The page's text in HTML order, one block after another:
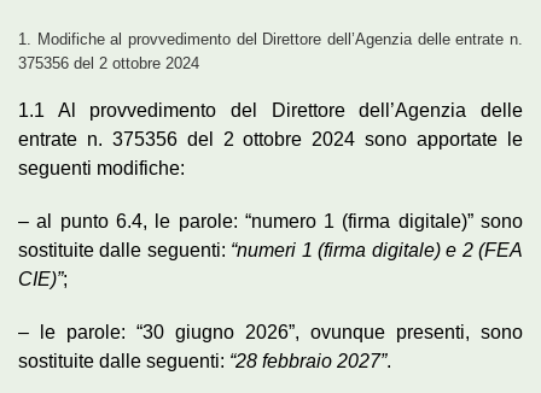
1. Modifiche al provvedimento del Direttore dell’Agenzia delle entrate n.
375356 del 2 ottobre 2024
1.1 Al provvedimento del Direttore dell’Agenzia delle
entrate n. 375356 del 2 ottobre 2024 sono apportate le
seguenti modifiche:
– al punto 6.4, le parole: “numero 1 (firma digitale)” sono
sostituite dalle seguenti: “numeri 1 (firma digitale) e 2 (FEA
CIE)”;
– le parole: “30 giugno 2026”, ovunque presenti, sono
sostituite dalle seguenti: “28 febbraio 2027”.